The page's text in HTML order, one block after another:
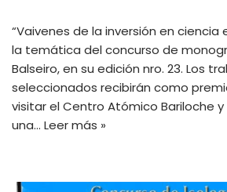
“Vaivenes de la inversión en ciencia
la temática del concurso de
Balseiro, en su edición nro. 23. Los
seleccionados recibirán como
visitar el Centro Atómico Bariloche
una… Leer más »